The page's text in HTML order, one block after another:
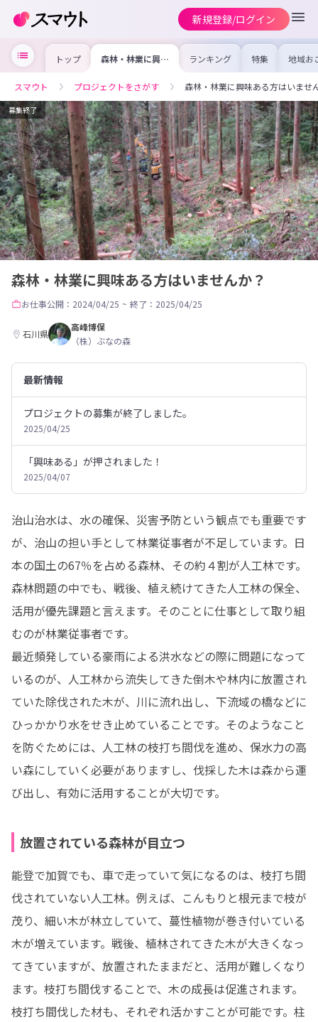
新規登録/ログイン
トップ 森林・林業に興味
ある方はいません
ランキング 特集 地域お
の求
を集め
事内容
を比較
合った
けよう
スマウト プロジェクトをさがす 森林・林業に興味ある方はいませ
募集終了
森林・林業に興味ある方はいませんか？
お仕事公開：2024/04/25 ~ 終了：2025/04/25
石川県
高峰博保
（株）ぶなの森
最新情報
プロジェクトの募集が終了しました。
2025/04/25
「興味ある」が押されました！
2025/04/07
治山治水は、水の確保、災害予防という観点でも重要です
が、治山の担い手として林業従事者が不足しています。日
本の国土の67％を占める森林、その約４割が人工林です。
森林問題の中でも、戦後、植え続けてきた人工林の保全、
活用が優先課題と言えます。そのことに仕事として取り組
むのが林業従事者です。
最近頻発している豪雨による洪水などの際に問題になって
いるのが、人工林から流失してきた倒木や林内に放置され
ていた除伐された木が、川に流れ出し、下流域の橋などに
ひっかかり水をせき止めていることです。そのようなこと
を防ぐためには、人工林の枝打ち間伐を進め、保水力の高
い森にしていく必要がありますし、伐採した木は森から運
び出し、有効に活用することが大切です。
放置されている森林が目立つ
能登で加賀でも、車で走っていて気になるのは、枝打ち間
伐されていない人工林。例えば、こんもりと根元まで枝が
茂り、細い木が林立していて、蔓性植物が巻き付いている
木が増えています。戦後、植林されてきた木が大きくなっ
てきていますが、放置されたままだと、活用が難しくなり
ます。枝打ち間伐することで、木の成長は促進されます。
枝打ち間伐した材も、それぞれ活かすことが可能です。柱